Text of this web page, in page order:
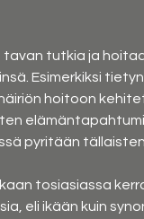
tutkia ja
Esimerkiksi
hoitoon
pyritään
tosiasiassa
eli ikään kuin